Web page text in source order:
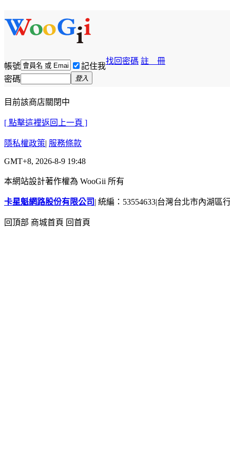
帳號 記住我
找回密碼 註 冊
密碼 登入
目前該商店關閉中
[ 點擊這裡返回上一頁 ]
隱私權政策| 服務條款
GMT+8, 2026-8-9 19:48
本網站設計著作權為 WooGii 所有
卡星魁網路股份有限公司 | 統編：53554633|台灣台北市內湖區
回頂部 商城首頁 回首頁